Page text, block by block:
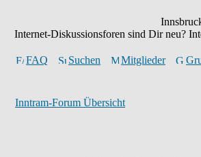
Internet-Diskussionsforen sind Dir neu?
FAQ Suchen Mitglieder
Inntram-Forum Übersicht